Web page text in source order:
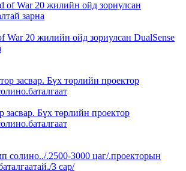
War 20 жилийн ойд зориулсан DualSense
засвар. Бүх төрлийн проектор